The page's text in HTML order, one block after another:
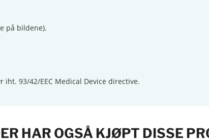
på bildene).
93/42/EEC Medical Device directive.
HAR OGSÅ KJØPT DISSE